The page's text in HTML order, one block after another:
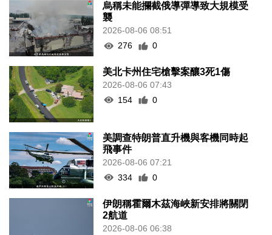
烏稱未能攔截俄導彈導致大規模受
襲
2026-08-06 08:51
276
0
美北卡州住宅槍擊案釀3死1傷
2026-08-06 07:43
154
0
美調查特朗普直升機與客機同時起
飛事件
2026-08-06 07:21
334
0
伊朗稱霍爾木茲海峽新安排將關閉
2航道
2026-08-06 06:38